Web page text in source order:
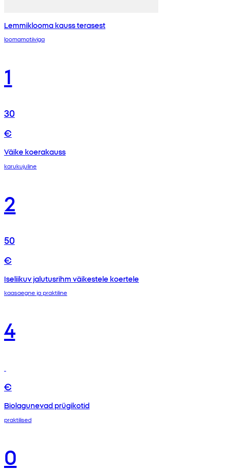
Lemmiklooma kauss terasest
loomamotiiviga
1
30
€
Väike koerakauss
karukujuline
2
50
€
Iseliikuv jalutusrihm väikestele koertele
kaasaegne ja praktiline
4
€
Biolagunevad prügikotid
praktilised
0